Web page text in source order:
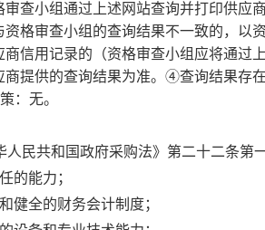
查小组通过上述网站查询并打印供应
格审查小组的查询结果不一致的，以
信用记录的（资格审查小组应将通过
商提供的查询结果为准。④查询结果存
：无。
民共和国政府采购法》第二十二条第
的能力；
健全的财务会计制度；